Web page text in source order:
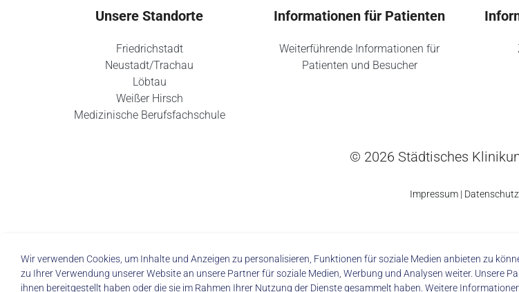
Unsere Standorte
Friedrichstadt
Neustadt/Trachau
Löbtau
Weißer Hirsch
Medizinische Berufsfachschule
Informationen für Patienten
Weiterführende Informationen für
Patienten und Besucher
© 2026 Städtisches
Impressum | Datenschutz
made with by trapez
Wir verwenden Cookies, um Inhalte und Anzeigen zu personalisieren, Funktionen für soziale Medien anbieten zu
zu Ihrer Verwendung unserer Website an unsere Partner für soziale Medien, Werbung und Analysen weiter. Unsere
ihnen bereitgestellt haben oder die sie im Rahmen Ihrer Nutzung der Dienste gesammelt haben. Weitere